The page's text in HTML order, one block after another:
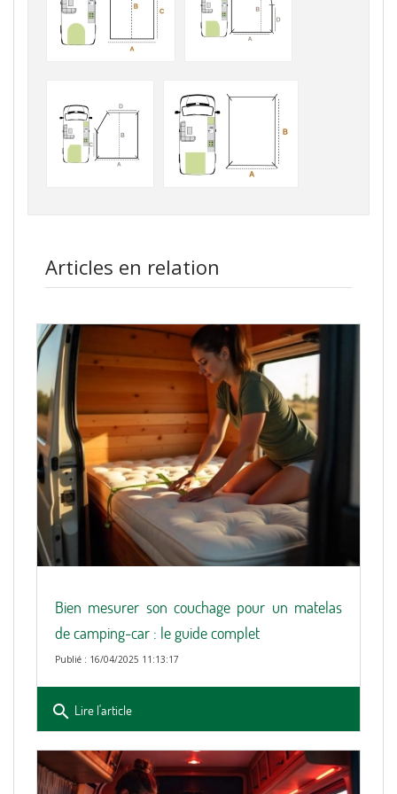
Articles en relation
Bien mesurer son couchage pour un matelas
de camping-car : le guide complet
Publié : 16/04/2025 11:13:17
search Lire l'article